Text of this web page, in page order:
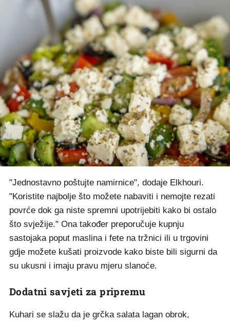
"Jednostavno poštujte namirnice", dodaje Elkhouri.
"Koristite najbolje što možete nabaviti i nemojte rezati
povrće dok ga niste spremni upotrijebiti kako bi ostalo
što svježije." Ona također preporučuje kupnju
sastojaka poput maslina i fete na tržnici ili u trgovini
gdje možete kušati proizvode kako biste bili sigurni da
su ukusni i imaju pravu mjeru slanoće.
Dodatni savjeti za pripremu
Kuhari se slažu da je grčka salata lagan obrok,